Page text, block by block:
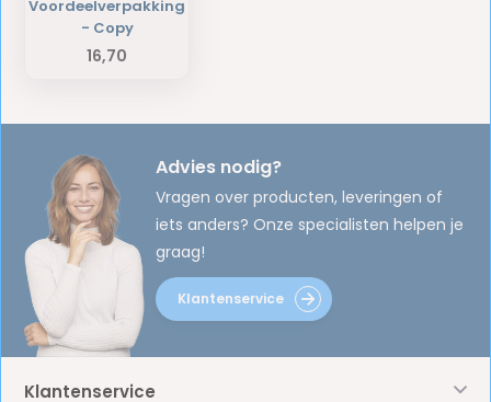
Voordeelverpakking
- Copy
16,70
Advies nodig?
Vragen over producten, leveringen of
iets anders? Onze specialisten helpen je
graag!
Klantenservice
Klantenservice